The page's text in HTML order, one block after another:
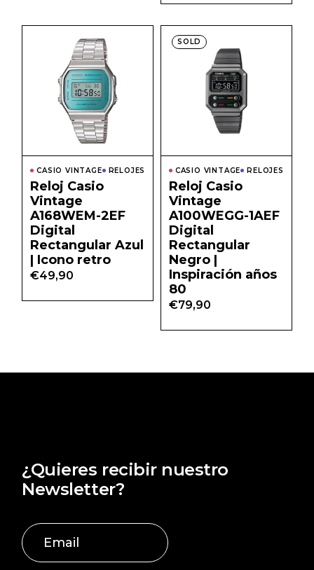
CASIO VINTAGE RELOJES
Reloj Casio
Vintage
A168WEM-2EF
Digital
Rectangular Azul
| Icono retro
€49,90
SOLD
CASIO VINTAGE RELOJES
Reloj Casio
Vintage
A100WEGG-1AEF
Digital
Rectangular
Negro |
Inspiración años
80
€79,90
¿Quieres recibir nuestro
Newsletter?